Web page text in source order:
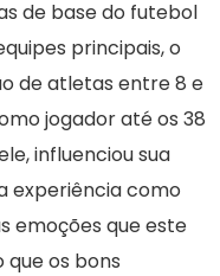
de base do futebol
principais, o
de atletas entre 8 e
jogador até os 38
influenciou sua
experiência como
emoções que este
os bons